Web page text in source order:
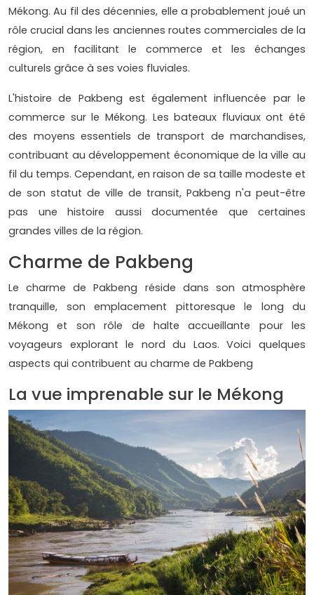
Mékong. Au fil des décennies, elle a probablement joué un
rôle crucial dans les anciennes routes commerciales de la
région, en facilitant le commerce et les échanges
culturels grâce à ses voies fluviales.
L'histoire de Pakbeng est également influencée par le
commerce sur le Mékong. Les bateaux fluviaux ont été
des moyens essentiels de transport de marchandises,
contribuant au développement économique de la ville au
fil du temps. Cependant, en raison de sa taille modeste et
de son statut de ville de transit, Pakbeng n'a peut-être
pas une histoire aussi documentée que certaines
grandes villes de la région.
Charme de Pakbeng
Le charme de Pakbeng réside dans son atmosphère
tranquille, son emplacement pittoresque le long du
Mékong et son rôle de halte accueillante pour les
voyageurs explorant le nord du Laos. Voici quelques
aspects qui contribuent au charme de Pakbeng
La vue imprenable sur le Mékong